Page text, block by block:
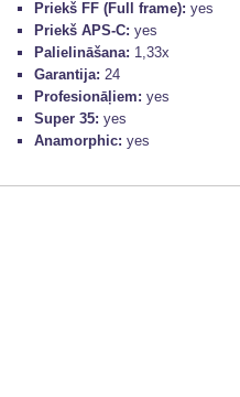
Priekš FF (Full frame): yes
Priekš APS-C: yes
Palielināšana: 1,33x
Garantija: 24
Profesionāļiem: yes
Super 35: yes
Anamorphic: yes